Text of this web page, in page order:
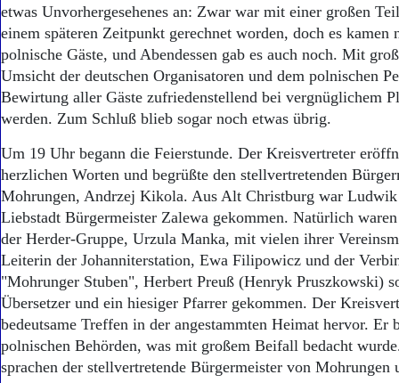
etwas Unvorhergesehenes an: Zwar war mit einer großen
einem späteren Zeitpunkt gerechnet worden, doch es kamen
polnische Gäste, und Abendessen gab es auch noch. Mit
Umsicht der deutschen Organisatoren und dem polnischen
Bewirtung aller Gäste zufriedenstellend bei vergnüglichem
werden. Zum Schluß blieb sogar noch etwas übrig.
Um 19 Uhr begann die Feierstunde. Der Kreisvertreter
herzlichen Worten und begrüßte den stellvertretenden
Mohrungen, Andrzej Kikola. Aus Alt Christburg war
Liebstadt Bürgermeister Zalewa gekommen. Natürlich
der Herder-Gruppe, Urzula Manka, mit vielen ihrer
Leiterin der Johanniterstation, Ewa Filipowicz und der
"Mohrunger Stuben", Herbert Preuß (Henryk Pruszkowski)
Übersetzer und ein hiesiger Pfarrer gekommen. Der
bedeutsame Treffen in der angestammten Heimat hervor. Er
polnischen Behörden, was mit großem Beifall bedacht
sprachen der stellvertretende Bürgermeister von Mohrungen